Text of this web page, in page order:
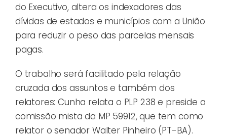
do Executivo, altera os indexadores das
dívidas de estados e municípios com a União
para reduzir o peso das parcelas mensais
pagas.
O trabalho será facilitado pela relação
cruzada dos assuntos e também dos
relatores: Cunha relata o PLP 238 e preside a
comissão mista da MP 59912, que tem como
relator o senador Walter Pinheiro (PT-BA).